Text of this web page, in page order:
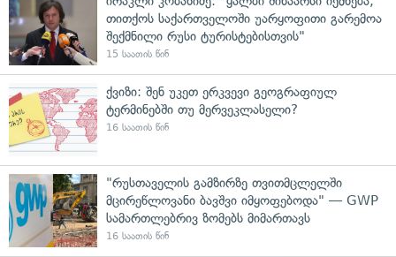
თითქოს საქართველოში უარყოფითი გარემოა
შექმნილი რუსი ტურისტებისთვის"
15 საათის წინ
ქვიზი: შენ უკეთ ერკვევი გეოგრაფიულ
ტერმინებში თუ მერვეკლასელი?
16 საათის წინ
"რუსთაველის გამზირზე თვითმცლელში
მცირეწლოვანი ბავშვი იმყოფებოდა" — GWP
სამართლებრივ ზომებს მიმართავს
16 საათის წინ